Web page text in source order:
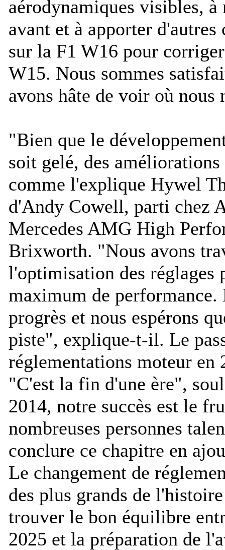
aérodynamiques visibles,
avant et à apporter d'autres
sur la F1 W16 pour
W15. Nous sommes
avons hâte de voir où nous
"Bien que le
soit gelé, des
comme l'explique Hywel
d'Andy Cowell, parti chez
Mercedes AMG High
Brixworth. "Nous avons
l'optimisation des réglages
maximum de performance.
progrès et nous espérons
piste", explique-t-il. Le
réglementations moteur en
"C'est la fin d'une ère",
2014, notre succès est le
nombreuses personnes
conclure ce chapitre en
Le changement de
des plus grands de
trouver le bon équilibre
2025 et la préparation de